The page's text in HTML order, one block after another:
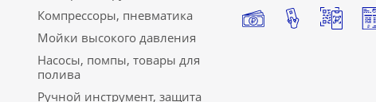
Компрессоры, пневматика
Мойки высокого давления
Насосы, помпы, товары для
полива
Ручной инструмент, защита